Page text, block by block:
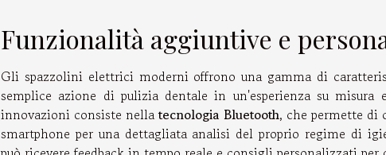
Funzionalità aggiuntive e
Gli spazzolini elettrici moderni offrono una gamma di
semplice azione di pulizia dentale in un'esperienza su misura
innovazioni consiste nellatecnologia Bluetooth, che permette di
smartphone per una dettagliata analisi del proprio regime di